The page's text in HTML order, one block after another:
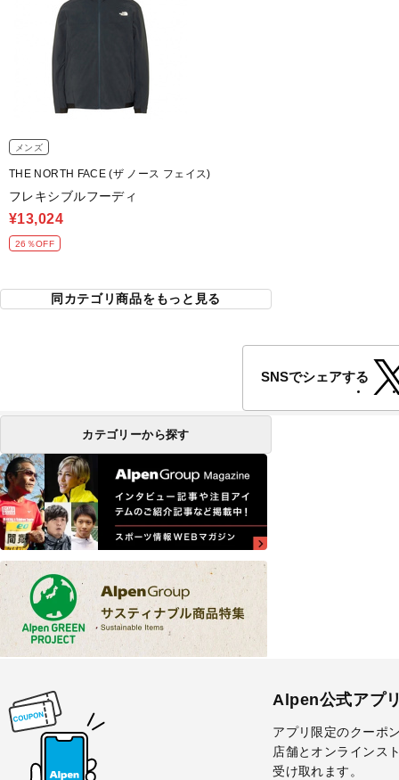
メンズ
THE NORTH FACE (ザ ノース フェイス)
フレキシブルフーディ
¥13,024
26％OFF
同カテゴリ商品をもっと見る
SNSでシェアする
カテゴリーから探す
Alpen公式アプ
アプリ限定のクーポ
店舗とオンラインス
受け取れます。